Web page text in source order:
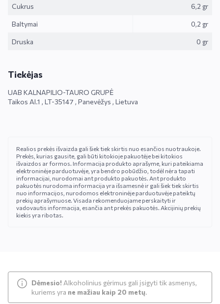
Cukrus 6,2 gr
Baltymai 0,2 gr
Druska 0 gr
Tiekėjas
UAB KALNAPILIO-TAURO GRUPĖ
Taikos Al.1 , LT-35147 , Panevėžys , Lietuva
Realios prekės išvaizda gali šiek tiek skirtis nuo esančios nuotraukoje.
Prekės, kurias gausite, gali būti kitokioje pakuotėje bei kitokios
išvaizdos ar formos. Informacija produkto aprašyme, kuri pateikiama
elektroninėje parduotuvėje, yra bendro pobūdžio, todėl nėra tapati
informacijai, nurodomai ant produkto pakuotės. Ant produkto
pakuotės nurodoma informacija yra išsamesnė ir gali šiek tiek skirtis
nuo informacijos, nurodomos elektroninėje parduotuvėje pateiktų
prekių aprašymuose. Visada rekomenduojame perskaityti ir
vadovautis informacija, esančia ant prekės pakuotės. Akcijinių prekių
kiekis yra ribotas.
Dėmesio! Alkoholinius gėrimus gali įsigyti tik asmenys,
kuriems yra ne mažiau kaip 20 metų.
UŽSISAKYKITE AKCIJŲ LEIDINUKĄ
Skaniausias naujienas bei geriausias akcijas gausite pirmieji!
tikslu ir kad esu susipažinęs su privatumo politikoje numatytomis tvarkymo sąlygomis*